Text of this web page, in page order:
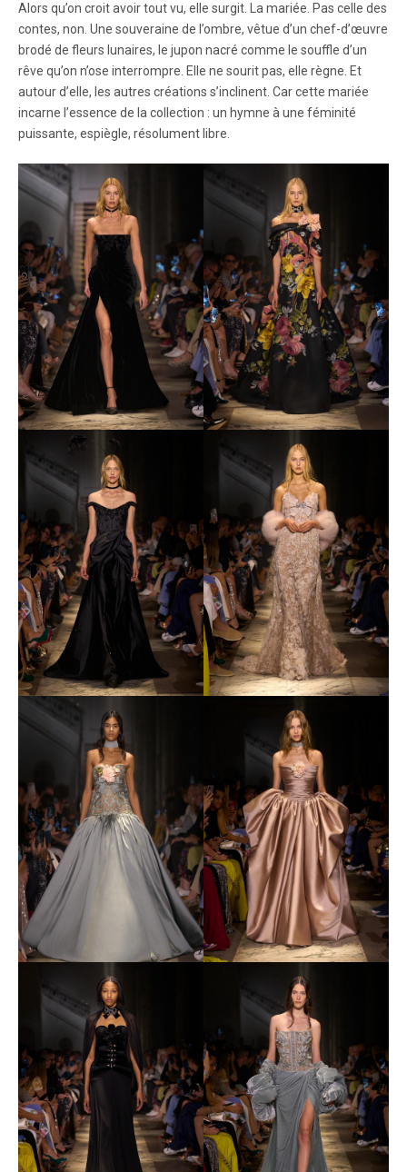
Alors qu’on croit avoir tout vu, elle surgit. La mariée. Pas celle des
contes, non. Une souveraine de l’ombre, vêtue d’un chef-d’œuvre
brodé de fleurs lunaires, le jupon nacré comme le souffle d’un
rêve qu’on n’ose interrompre. Elle ne sourit pas, elle règne. Et
autour d’elle, les autres créations s’inclinent. Car cette mariée
incarne l’essence de la collection : un hymne à une féminité
puissante, espiègle, résolument libre.